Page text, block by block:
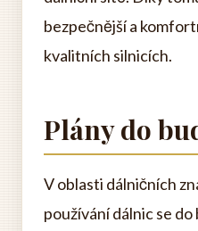
bezpečnější a
kvalitních silnicích.
Plány do
V oblasti dálničních
používání dálnic se